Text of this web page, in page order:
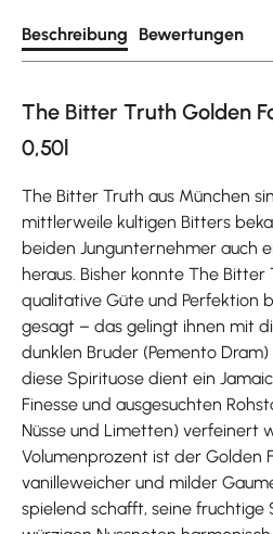
Beschreibung Bewertungen
The Bitter Truth Golden
0,50l
The Bitter Truth aus München
mittlerweile kultigen Bitters
beiden Jungunternehmer auch
heraus. Bisher konnte The Bitter
qualitative Güte und Perfektion
gesagt – das gelingt ihnen mit
dunklen Bruder (Pemento Dram)
diese Spirituose dient ein
Finesse und ausgesuchten
Nüsse und Limetten) verfeinert
Volumenprozent ist der Golden
vanilleweicher und milder
spielend schafft, seine fruchtige